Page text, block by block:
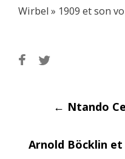
Wirbel » 1909 et son
← Ntando
Arnold Böcklin